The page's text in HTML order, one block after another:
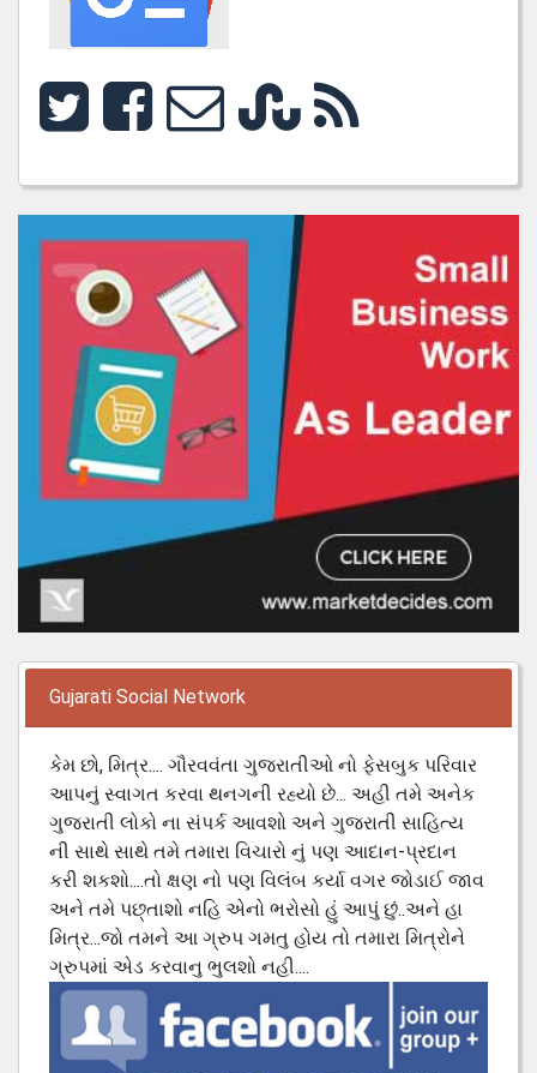
Gujarati Social Network
કેમ છો, મિત્ર.... ગૌરવવંતા ગુજરાતીઓ નો ફેસબુક પરિવાર
આપનું સ્વાગત કરવા થનગની રહ્યો છે... અહી તમે અનેક
ગુજરાતી લોકો ના સંપર્ક આવશો અને ગુજરાતી સાહિત્ય
ની સાથે સાથે તમે તમારા વિચારો નું પણ આદાન-પ્રદાન
કરી શકશો....તો ક્ષણ નો પણ વિલંબ કર્યા વગર જોડાઈ જાવ
અને તમે પછ્તાશો નહિ એનો ભરોસો હું આપું છું..અને હા
મિત્ર...જો તમને આ ગ્રુપ ગમતુ હોય તો તમારા મિત્રોને
ગ્રુપમાં એડ કરવાનુ ભુલશો નહી....